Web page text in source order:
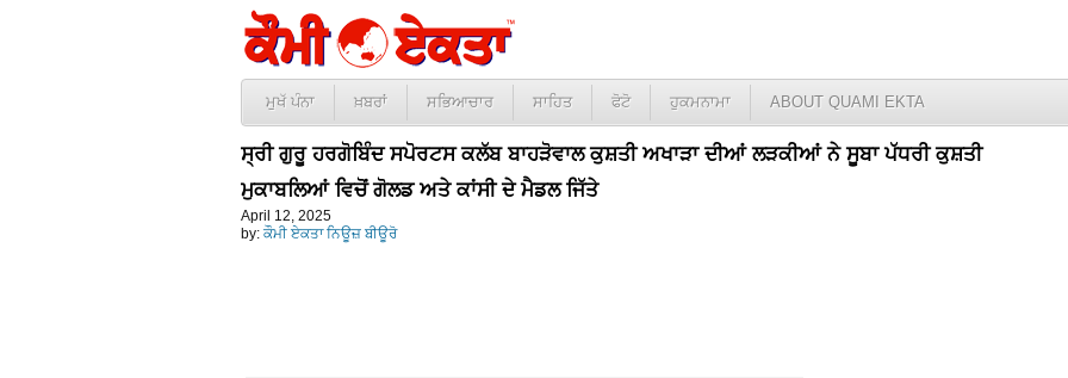
ਮੁਖੱ ਪੰਨਾ ਖ਼ਬਰਾਂ ਸਭਿਆਚਾਰ ਸਾਹਿਤ ਫੋਟੋ ਹੁਕਮਨਾਮਾ ABOUT QUAMI EKTA
ਸ੍ਰੀ ਗੁਰੂ ਹਰਗੋਬਿੰਦ ਸਪੋਰਟਸ ਕਲੱਬ ਬਾਹੜੋਵਾਲ ਕੁਸ਼ਤੀ ਅਖਾੜਾ ਦੀਆਂ ਲੜਕੀਆਂ ਨੇ ਸੂਬਾ ਪੱਧਰੀ ਕੁਸ਼ਤੀ
ਮੁਕਾਬਲਿਆਂ ਵਿਚੋਂ ਗੋਲਡ ਅਤੇ ਕਾਂਸੀ ਦੇ ਮੈਡਲ ਜਿੱਤੇ
April 12, 2025
by: ਕੌਮੀ ਏਕਤਾ ਨਿਊਜ਼ ਬੀਊਰੋ